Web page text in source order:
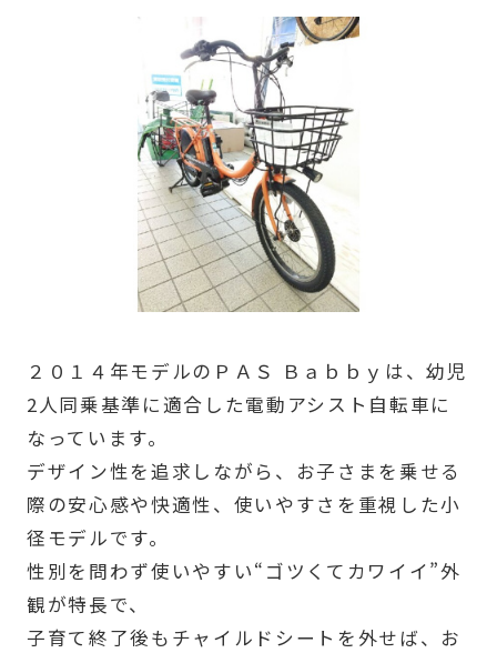
２０１４年モデルのＰＡＳ Ｂａｂｂｙは、幼児
2人同乗基準に適合した電動アシスト自転車に
なっています。
デザイン性を追求しながら、お子さまを乗せる
際の安心感や快適性、使いやすさを重視した小
径モデルです。
性別を問わず使いやすい“ゴツくてカワイイ”外
観が特長で、
子育て終了後もチャイルドシートを外せば、お